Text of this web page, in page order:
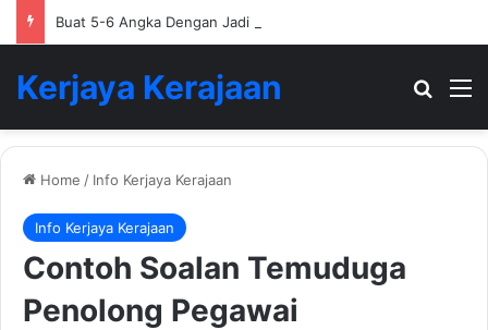
Buat 5-6 Angka Dengan Jadi Ejen Hartanah
Kerjaya Kerajaan
Home / Info Kerjaya Kerajaan
Info Kerjaya Kerajaan
Contoh Soalan Temuduga
Penolong Pegawai